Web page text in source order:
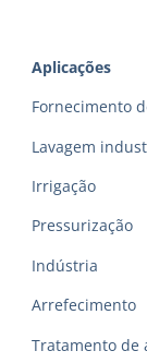
Aplicações
Fornecimento
Lavagem
Irrigação
Pressurização
Indústria
Arrefecimento
Tratamento de